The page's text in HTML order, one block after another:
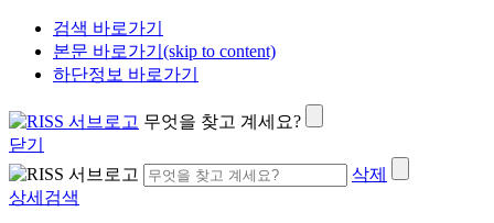
검색 바로가기
본문 바로가기(skip to content)
하단정보 바로가기
무엇을 찾고 계세요?
닫기
삭제
상세검색